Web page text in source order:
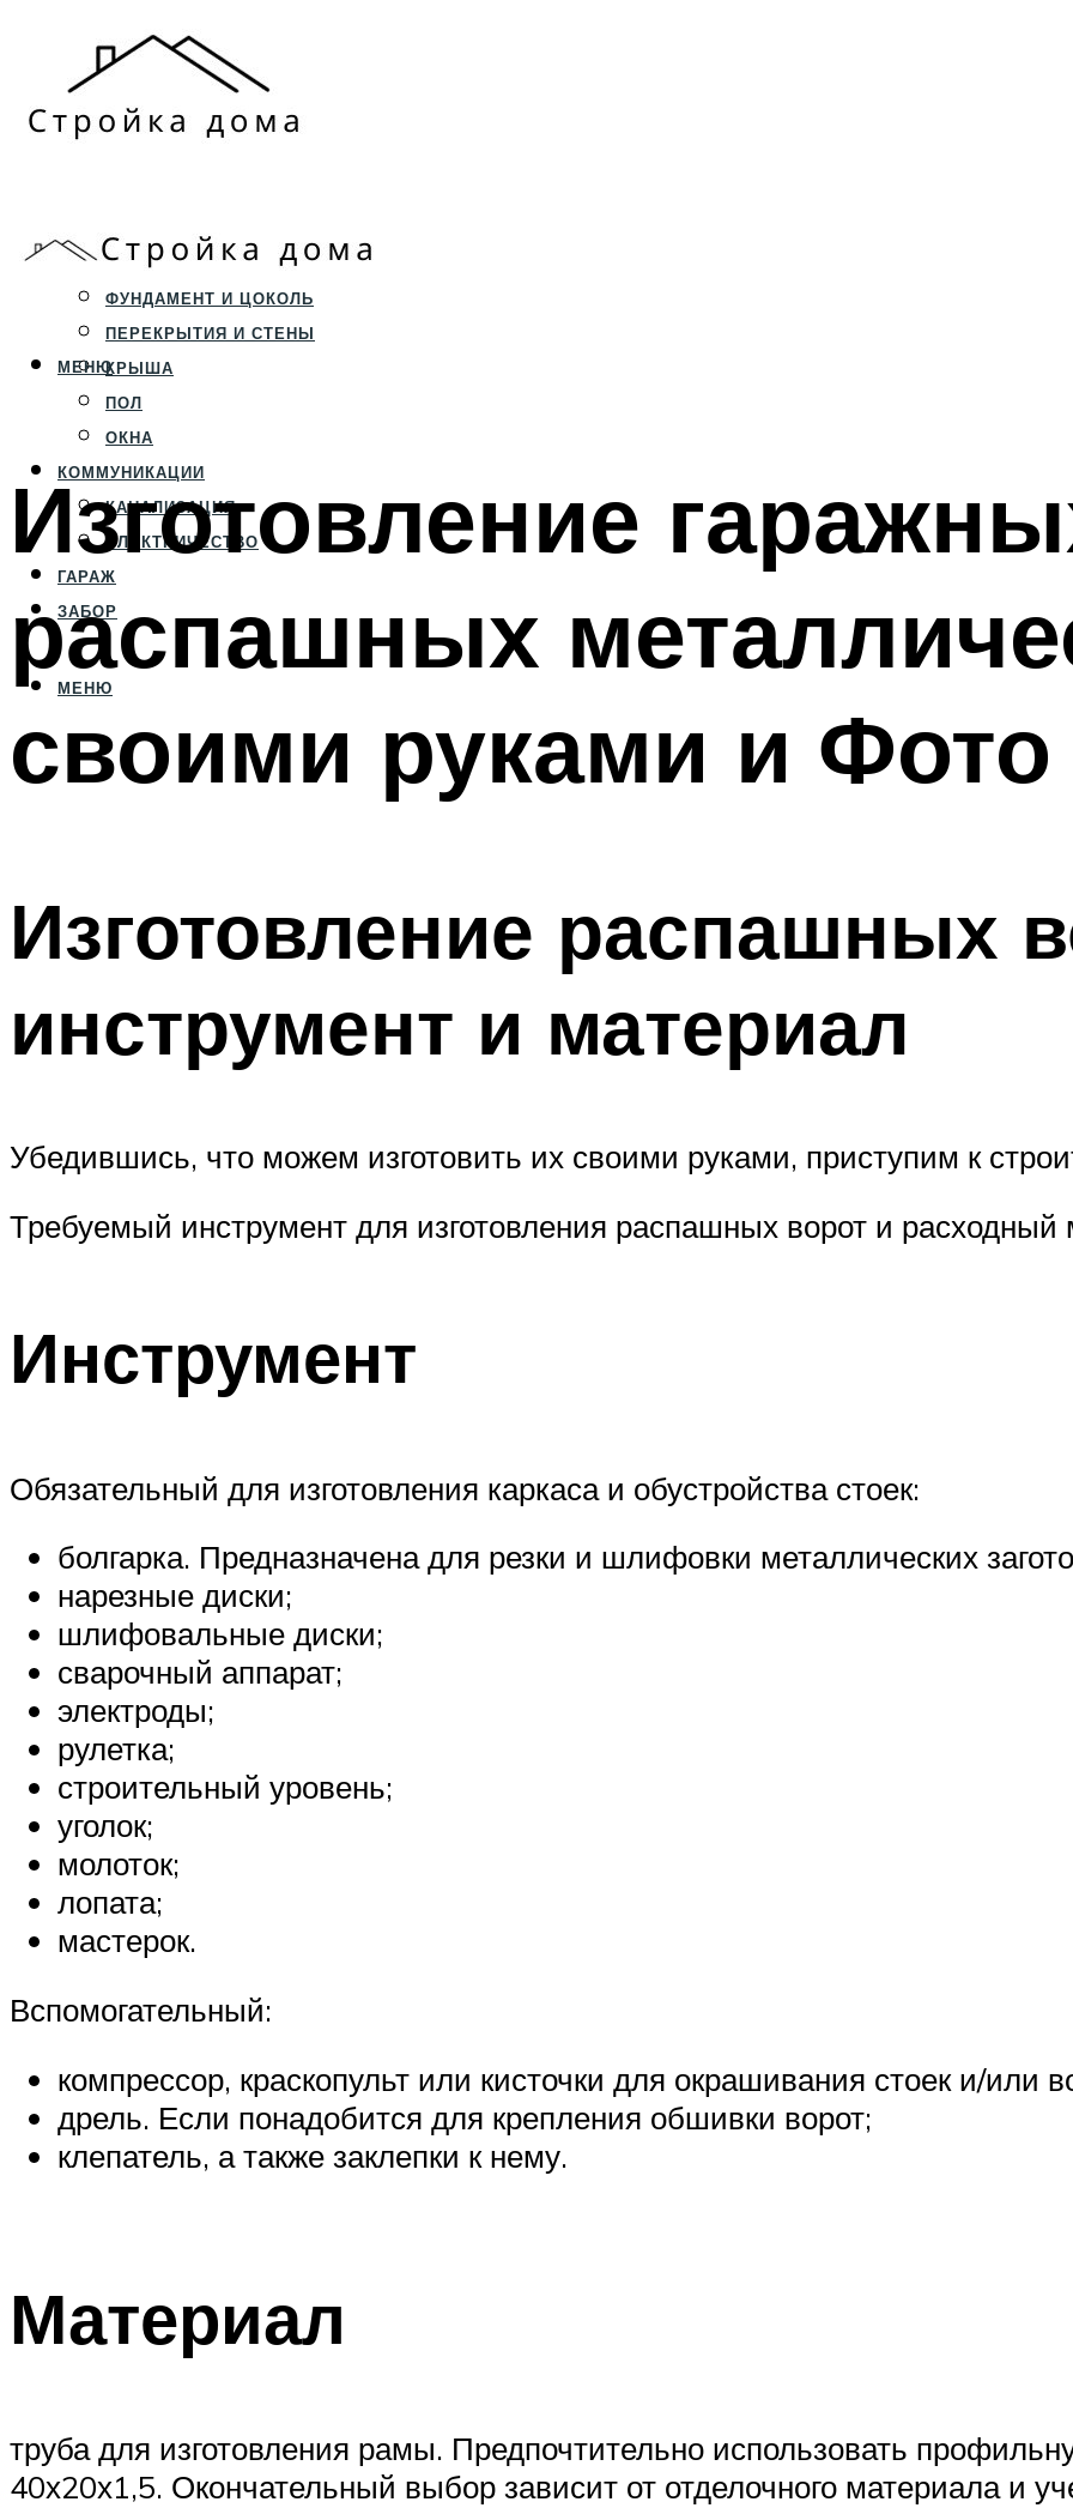
СТРОИТЕЛЬСТВО
ФУНДАМЕНТ И ЦОКОЛЬ
ПЕРЕКРЫТИЯ И СТЕНЫ
КРЫША
ПОЛ
ОКНА
КОММУНИКАЦИИ
КАНАЛИЗАЦИЯ
ЭЛЕКТРИЧЕСТВО
ГАРАЖ
ЗАБОР
МЕНЮ
МЕНЮ
Изготовление
распашных
своими руками и Фото
Изготовление распашных
инструмент и материал
Убедившись, что можем изготовить их своими руками, приступим к
Требуемый инструмент для изготовления распашных ворот и расходный
Инструмент
Обязательный для изготовления каркаса и обустройства стоек:
болгарка. Предназначена для резки и шлифовки металлических
нарезные диски;
шлифовальные диски;
сварочный аппарат;
электроды;
рулетка;
строительный уровень;
уголок;
молоток;
лопата;
мастерок.
Вспомогательный:
компрессор, краскопульт или кисточки для окрашивания стоек и/или
дрель. Если понадобится для крепления обшивки ворот;
клепатель, а также заклепки к нему.
Материал
труба для изготовления рамы. Предпочтительно использовать
40х20х1,5. Окончательный выбор зависит от отделочного материала и